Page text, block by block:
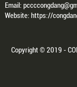
Email:
Website: https://
Copyright © 2019 -